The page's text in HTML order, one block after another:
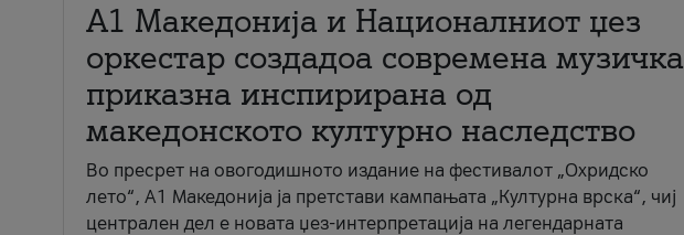
А1 Македонија и Националниот џез
оркестар создадоа современа музичка
приказна инспирирана од
македонското културно наследство
Во пресрет на овогодишното издание на фестивалот „Охридско
лето“, А1 Македонија ја претстави кампањата „Културна врска“, чиј
централен дел е новата џез-интерпретација на легендарната